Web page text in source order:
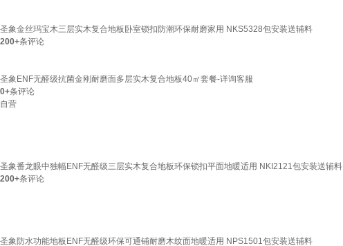
圣象金丝玛宝木三层实木复合地板卧室锁扣防潮环保耐磨家用 NKS5328包安装送辅料
200+条评论
圣象ENF无醛级抗菌金刚耐磨面多层实木复合地板40㎡套餐-详询客服
0+条评论
自营
圣象番龙眼中独幅ENF无醛级三层实木复合地板环保锁扣平面地暖适用 NKI2121包安装送辅料
200+条评论
圣象防水功能地板ENF无醛级环保可通铺耐磨木纹面地暖适用 NPS1501包安装送辅料